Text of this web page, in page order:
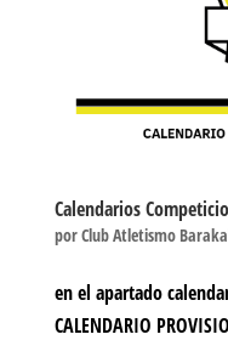
Calendarios
porClub Atletismo
en el apartado
CALENDARIO